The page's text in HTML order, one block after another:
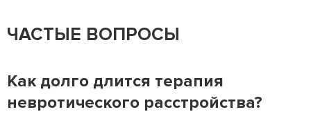
ЧАСТЫЕ ВОПРОСЫ
Как долго длится терапия
невротического расстройства?